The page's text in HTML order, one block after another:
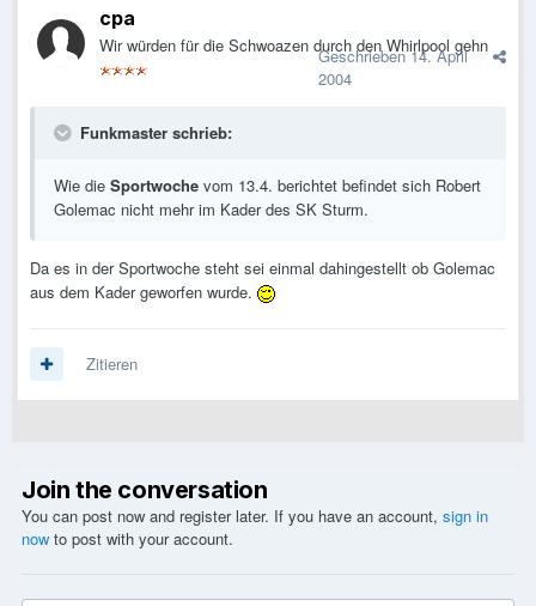
cpa
Wir würden für die Schwoazen durch den Whirlpool gehn
Geschrieben14. April
2004
Funkmaster schrieb:
Wie die Sportwoche vom 13.4. berichtet befindet sich Robert
Golemac nicht mehr im Kader des SK Sturm.
Da es in der Sportwoche steht sei einmal dahingestellt ob Golemac
aus dem Kader geworfen wurde.
Zitieren
Join the conversation
You can post now and register later. If you have an account, sign in
now to post with your account.